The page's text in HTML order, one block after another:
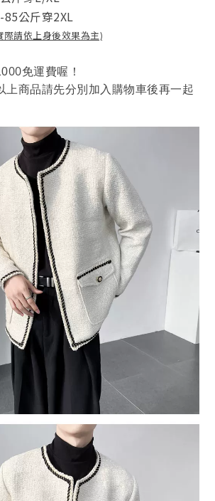
85公斤穿2XL
際請依上身後效果為主)
00免運費喔！
上商品請先分別加入購物車後再一起